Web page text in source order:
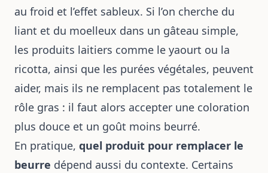
au froid et l’effet sableux. Si l’on cherche du
liant et du moelleux dans un gâteau simple,
les produits laitiers comme le yaourt ou la
ricotta, ainsi que les purées végétales, peuvent
aider, mais ils ne remplacent pas totalement le
rôle gras : il faut alors accepter une coloration
plus douce et un goût moins beurré.
En pratique, quel produit pour remplacer le
beurre dépend aussi du contexte. Certains